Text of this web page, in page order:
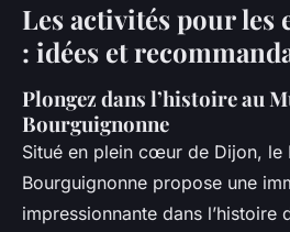
Les activités pour les
: idées et
Plongez dans l’histoire au
Bourguignonne
Situé en plein cœur de Dijon, le
Bourguignonne propose une
impressionnante dans l’histoire